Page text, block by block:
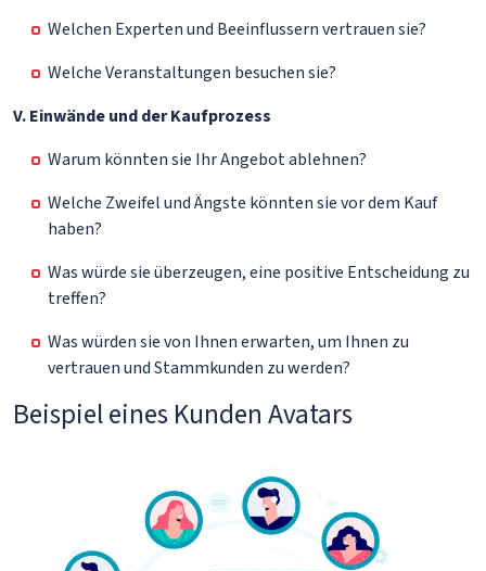
Welchen Experten und Beeinflussern vertrauen sie?
Welche Veranstaltungen besuchen sie?
V. Einwände und der Kaufprozess
Warum könnten sie Ihr Angebot ablehnen?
Welche Zweifel und Ängste könnten sie vor dem Kauf
haben?
Was würde sie überzeugen, eine positive Entscheidung zu
treffen?
Was würden sie von Ihnen erwarten, um Ihnen zu
vertrauen und Stammkunden zu werden?
Beispiel eines Kunden Avatars